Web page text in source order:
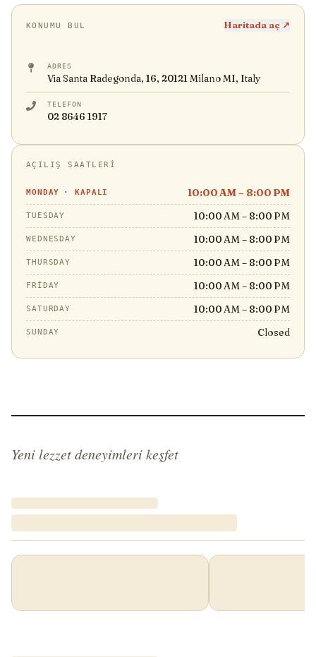
KONUMU BUL Haritada aç ↗
ADRES
Via Santa Radegonda, 16, 20121 Milano MI, Italy
TELEFON
02 8646 1917
AÇILIŞ SAATLERI
MONDAY ·KAPALI 10:00 AM – 8:00 PM
TUESDAY 10:00 AM – 8:00 PM
WEDNESDAY 10:00 AM – 8:00 PM
THURSDAY 10:00 AM – 8:00 PM
FRIDAY 10:00 AM – 8:00 PM
SATURDAY 10:00 AM – 8:00 PM
SUNDAY Closed
Yeni lezzet deneyimleri keşfet